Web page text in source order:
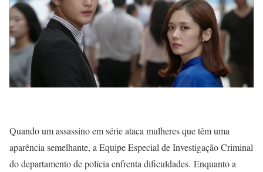
Quando um assassino em série ataca mulheres que têm uma
aparência semelhante, a Equipe Especial de Investigação Criminal
do departamento de polícia enfrenta dificuldades. Enquanto a